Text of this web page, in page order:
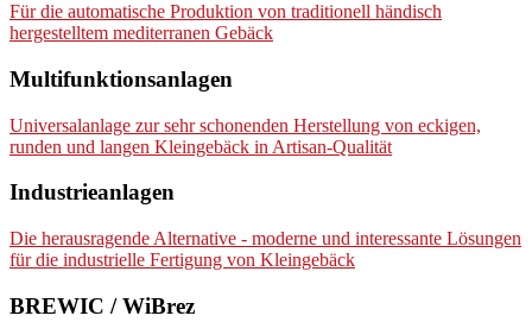
Für die automatische Produktion von traditionell händisch
hergestelltem mediterranen Gebäck
Multifunktionsanlagen
Universalanlage zur sehr schonenden Herstellung von eckigen,
runden und langen Kleingebäck in Artisan-Qualität
Industrieanlagen
Die herausragende Alternative - moderne und interessante Lösungen
für die industrielle Fertigung von Kleingebäck
BREWIC / WiBrez